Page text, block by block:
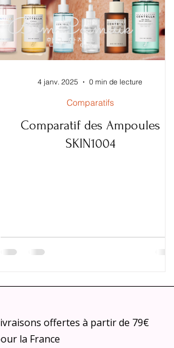
Comparatif des Ampoules
SKIN1004
Comparatifs
4 janv. 2025 0 min de lecture
offertes à partir de 79€
la France